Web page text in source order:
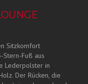
Sitzkomfort
Stern-Fuß aus
Lederpolster in
Der Rücken, die